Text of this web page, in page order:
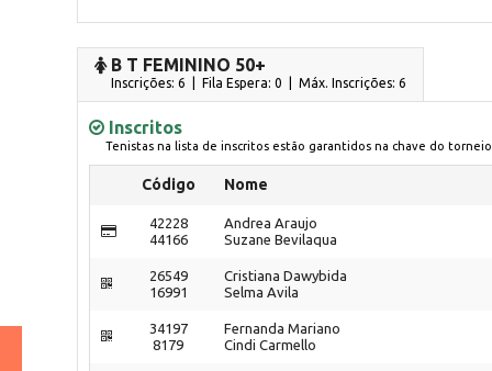
B T FEMININO 50+
Inscrições: 6 | Fila Espera: 0 | Máx. Inscrições: 6
Inscritos
Tenistas na lista de inscritos estão garantidos na chave do torneio
Código Nome
42228
44166
Andrea Araujo
Suzane Bevilaqua
26549
16991
Cristiana Dawybida
Selma Avila
34197
8179
Fernanda Mariano
Cindi Carmello